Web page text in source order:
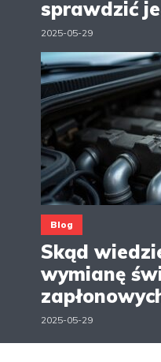
sprawdzić
2025-05-29
Blog
Skąd
wymianę
2025-05-29